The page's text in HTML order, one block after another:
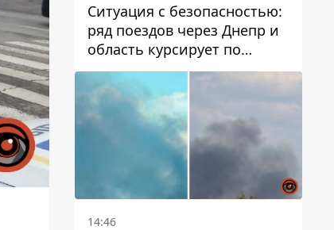
Ситуация с безопасностью:
ряд поездов через Днепр и
область курсирует по
измененному маршруту, а
часть пути заменили
автобусами и электричками
14:46